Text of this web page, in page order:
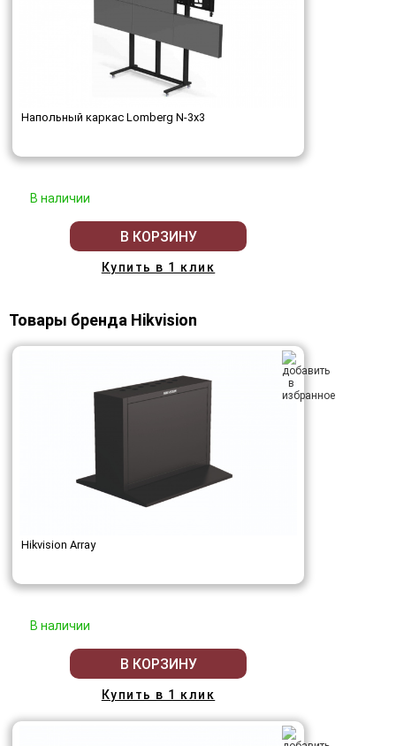
Напольный каркас Lomberg N-3х3
В наличии
В КОРЗИНУ
Купить в 1 клик
Товары бренда Hikvision
Hikvision Array
В наличии
В КОРЗИНУ
Купить в 1 клик